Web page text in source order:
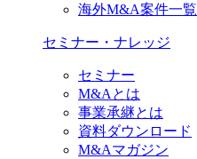
海外M&A案件一覧
セミナー・ナレッジ
セミナー
M&Aとは
事業承継とは
資料ダウンロード
M&Aマガジン